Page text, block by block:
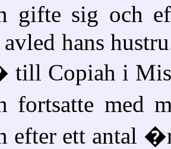
gifte sig och
hans
till Copiah i
fortsatte med
efter ett antal